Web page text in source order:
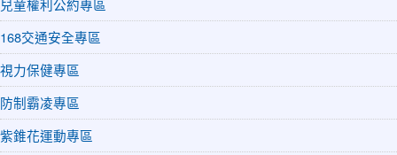
兒童權利公約專區
168交通安全專區
視力保健專區
防制霸凌專區
紫錐花運動專區